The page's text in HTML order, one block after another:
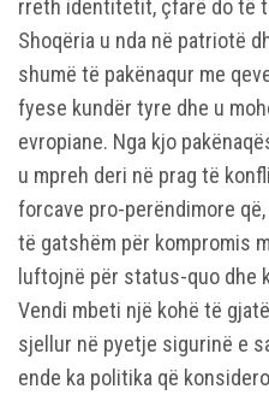
rreth identitetit, çfarë do të
Shoqëria u nda në patriotë
shumë të pakënaqur me
fyese kundër tyre dhe u
evropiane. Nga kjo
u mpreh deri në prag të
forcave pro-perëndimore
të gatshëm për kompromis
luftojnë për status-quo dhe
Vendi mbeti një kohë të
sjellur në pyetje sigurinë e
ende ka politika që